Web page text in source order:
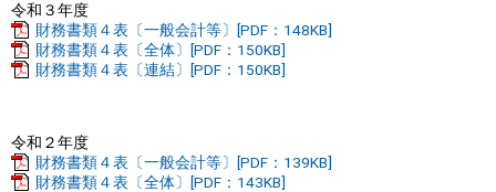
令和３年度
財務書類４表〔一般会計等〕[PDF：148KB]
財務書類４表〔全体〕[PDF：150KB]
財務書類４表〔連結〕[PDF：150KB]
令和２年度
財務書類４表〔一般会計等〕[PDF：139KB]
財務書類４表〔全体〕[PDF：143KB]